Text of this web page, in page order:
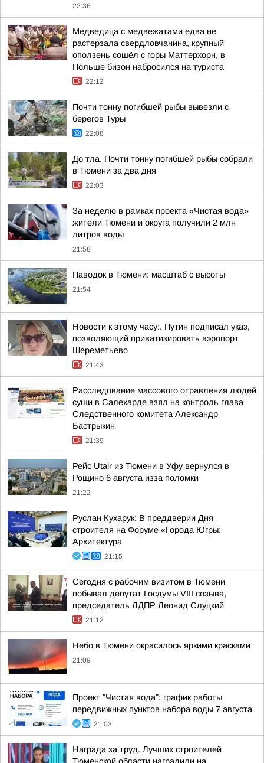
22:36
Медведица с медвежатами едва не
растерзала свердловчанина, крупный
оползень сошёл с горы Маттерхорн, в
Польше бизон набросился на туриста
22:12
Почти тонну погибшей рыбы вывезли с
берегов Туры
22:08
До тла. Почти тонну погибшей рыбы собрали
в Тюмени за два дня
22:03
За неделю в рамках проекта «Чистая вода»
жители Тюмени и округа получили 2 млн
литров воды
21:58
Паводок в Тюмени: масштаб с высоты
21:54
Новости к этому часу:. Путин подписал указ,
позволяющий приватизировать аэропорт
Шереметьево
21:43
Расследование массового отравления людей
суши в Салехарде взял на контроль глава
Следственного комитета Александр
Бастрыкин
21:39
Рейс Utair из Тюмени в Уфу вернулся в
Рощино 6 августа изза поломки
21:22
Руслан Кухарук: В преддверии Дня
строителя на Форуме «Города Югры:
Архитектура
21:15
Сегодня с рабочим визитом в Тюмени
побывал депутат Госдумы VIII созыва,
председатель ЛДПР Леонид Слуцкий
21:12
Небо в Тюмени окрасилось яркими красками
21:09
Проект "Чистая вода": график работы
передвижных пунктов набора воды 7 августа
21:03
Награда за труд. Лучших строителей